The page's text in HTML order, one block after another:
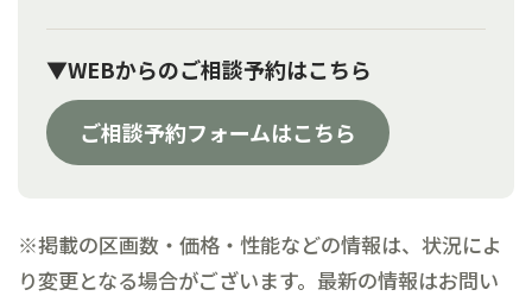
▼WEBからのご相談予約はこちら
ご相談予約フォームはこちら
※掲載の区画数・価格・性能などの情報は、状況によ
り変更となる場合がございます。最新の情報はお問い